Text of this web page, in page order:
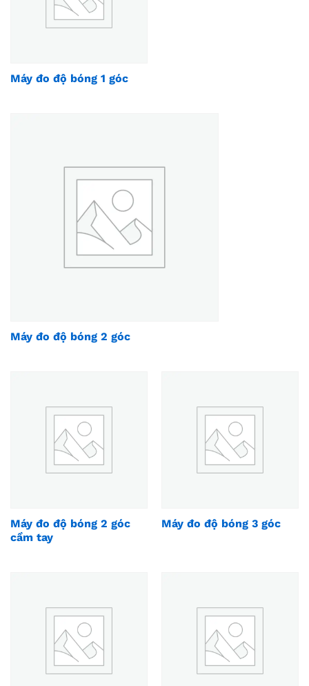
Máy đo độ bóng 1 góc
Máy đo độ bóng 2 góc
Máy đo độ bóng 2 góc
cầm tay
Máy đo độ bóng 3 góc